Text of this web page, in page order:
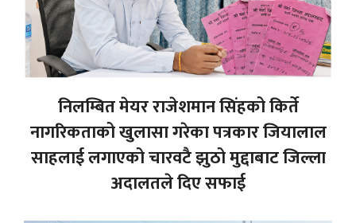
निलम्बित मेयर राजेशमान सिंहको किर्ते
नागरिकताको खुलासा गरेका पत्रकार जियालाल
साहलाई लगाएको चारवटै झुठो मुद्दाबाट जिल्ला
अदालतले दिए सफाई